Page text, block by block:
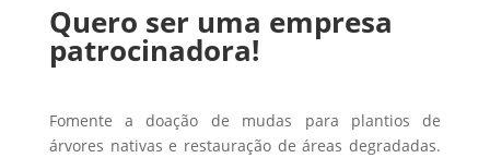
Quero ser uma empresa
patrocinadora!
Fomente a doação de mudas para plantios de
árvores nativas e restauração de áreas degradadas.